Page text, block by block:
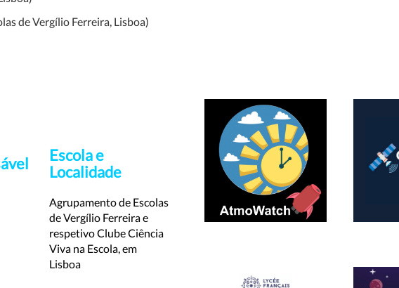
de Vergílio Ferreira, Lisboa)
Escola e
Localidade
Agrupamento de Escolas
de Vergílio Ferreira e
respetivo Clube Ciência
Viva na Escola, em
Lisboa